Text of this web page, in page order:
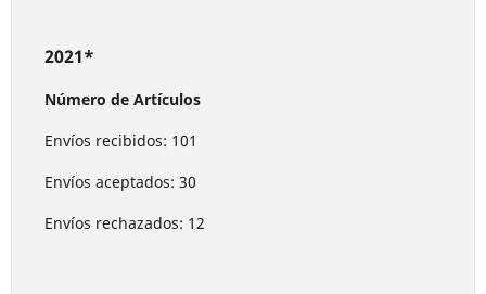
2021*
Número de Artículos
Envíos recibidos: 101
Envíos aceptados: 30
Envíos rechazados: 12